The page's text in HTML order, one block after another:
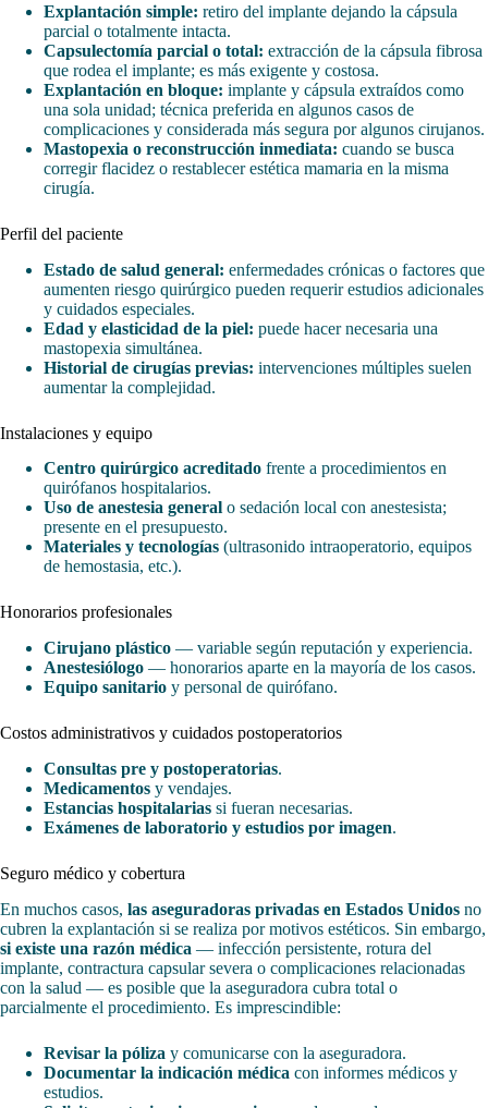
Explantación simple: retiro del implante dejando la cápsula
parcial o totalmente intacta.
Capsulectomía parcial o total: extracción de la cápsula fibrosa
que rodea el implante; es más exigente y costosa.
Explantación en bloque: implante y cápsula extraídos como
una sola unidad; técnica preferida en algunos casos de
complicaciones y considerada más segura por algunos cirujanos.
Mastopexia o reconstrucción inmediata: cuando se busca
corregir flacidez o restablecer estética mamaria en la misma
cirugía.
Perfil del paciente
Estado de salud general: enfermedades crónicas o factores que
aumenten riesgo quirúrgico pueden requerir estudios adicionales
y cuidados especiales.
Edad y elasticidad de la piel: puede hacer necesaria una
mastopexia simultánea.
Historial de cirugías previas: intervenciones múltiples suelen
aumentar la complejidad.
Instalaciones y equipo
Centro quirúrgico acreditado frente a procedimientos en
quirófanos hospitalarios.
Uso de anestesia general o sedación local con anestesista;
presente en el presupuesto.
Materiales y tecnologías (ultrasonido intraoperatorio, equipos
de hemostasia, etc.).
Honorarios profesionales
Cirujano plástico — variable según reputación y experiencia.
Anestesiólogo — honorarios aparte en la mayoría de los casos.
Equipo sanitario y personal de quirófano.
Costos administrativos y cuidados postoperatorios
Consultas pre y postoperatorias.
Medicamentos y vendajes.
Estancias hospitalarias si fueran necesarias.
Exámenes de laboratorio y estudios por imagen.
Seguro médico y cobertura
En muchos casos, las aseguradoras privadas en Estados Unidos no
cubren la explantación si se realiza por motivos estéticos. Sin embargo,
si existe una razón médica — infección persistente, rotura del
implante, contractura capsular severa o complicaciones relacionadas
con la salud — es posible que la aseguradora cubra total o
parcialmente el procedimiento. Es imprescindible:
Revisar la póliza y comunicarse con la aseguradora.
Documentar la indicación médica con informes médicos y
estudios.